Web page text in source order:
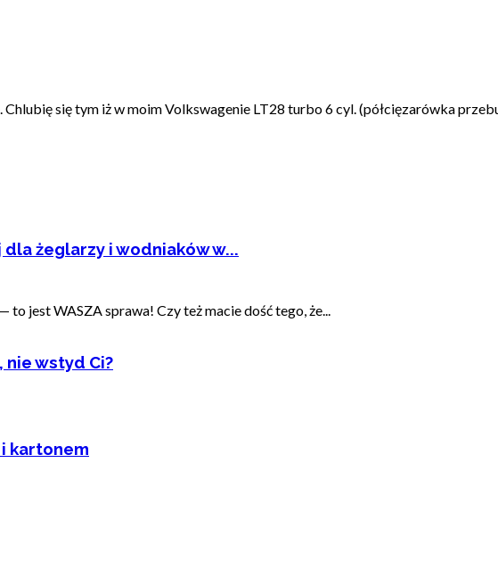
się tym iż w moim Volkswagenie LT28 turbo 6 cyl. (półcięzarówka
żeglarzy i wodniaków w...
jest WASZA sprawa! Czy też macie dość tego, że...
wstyd Ci?
kartonem